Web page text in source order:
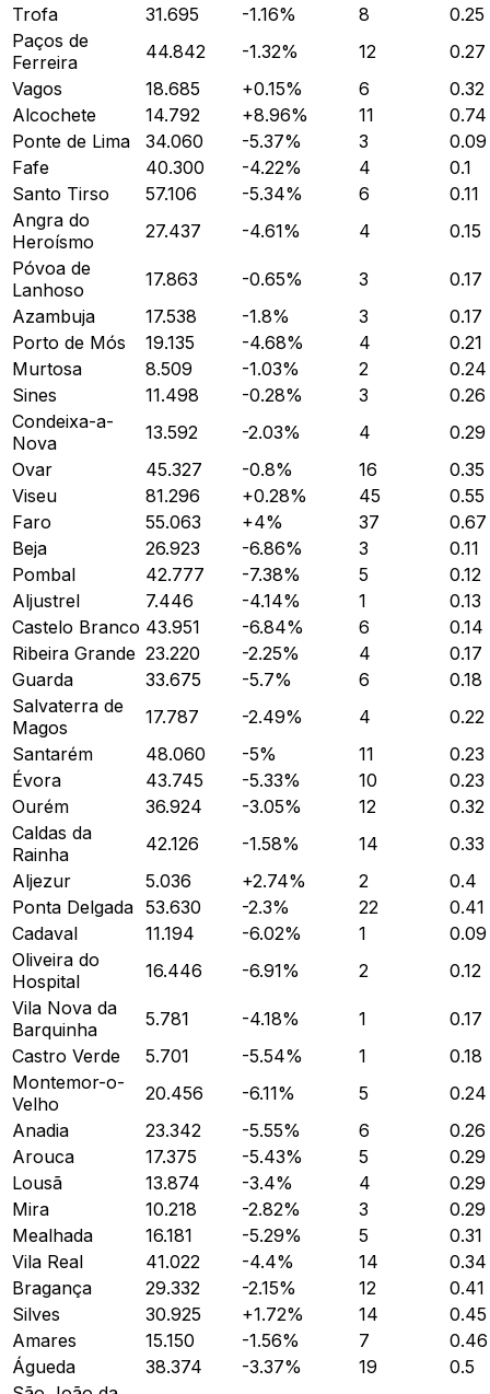
Trofa
31.695 -1.16% 8
0.25
Paços de
Ferreira
44.842 -1.32% 12
0.27
Vagos
18.685 +0.15% 6
0.32
Alcochete
14.792 +8.96% 11
0.74
Ponte de Lima
34.060 -5.37% 3
0.09
Fafe
40.300 -4.22% 4
0.1
Santo Tirso
57.106 -5.34% 6
0.11
Angra do
Heroísmo
27.437 -4.61% 4
0.15
Póvoa de
Lanhoso
17.863 -0.65% 3
0.17
Azambuja
17.538 -1.8% 3
0.17
Porto de Mós
19.135 -4.68% 4
0.21
Murtosa
8.509 -1.03% 2
0.24
Sines
11.498 -0.28% 3
0.26
Condeixa-a-
Nova
13.592 -2.03% 4
0.29
Ovar
45.327 -0.8% 16
0.35
Viseu
81.296 +0.28% 45
0.55
Faro
55.063 +4% 37
0.67
Beja
26.923 -6.86% 3
0.11
Pombal
42.777 -7.38% 5
0.12
Aljustrel
7.446 -4.14% 1
0.13
Castelo Branco 43.951 -6.84% 6
0.14
Ribeira Grande 23.220 -2.25% 4
0.17
Guarda
33.675 -5.7% 6
0.18
Salvaterra de
Magos
17.787 -2.49% 4
0.22
Santarém
48.060 -5% 11
0.23
Évora
43.745 -5.33% 10
0.23
Ourém
36.924 -3.05% 12
0.32
Caldas da
Rainha
42.126 -1.58% 14
0.33
Aljezur
5.036 +2.74% 2
0.4
Ponta Delgada 53.630 -2.3% 22
0.41
Cadaval
11.194 -6.02% 1
0.09
Oliveira do
Hospital
16.446 -6.91% 2
0.12
Vila Nova da
Barquinha
5.781 -4.18% 1
0.17
Castro Verde
5.701 -5.54% 1
0.18
Montemor-o-
Velho
20.456 -6.11% 5
0.24
Anadia
23.342 -5.55% 6
0.26
Arouca
17.375 -5.43% 5
0.29
Lousã
13.874 -3.4% 4
0.29
Mira
10.218 -2.82% 3
0.29
Mealhada
16.181 -5.29% 5
0.31
Vila Real
41.022 -4.4% 14
0.34
Bragança
29.332 -2.15% 12
0.41
Silves
30.925 +1.72% 14
0.45
Amares
15.150 -1.56% 7
0.46
Águeda
38.374 -3.37% 19
0.5